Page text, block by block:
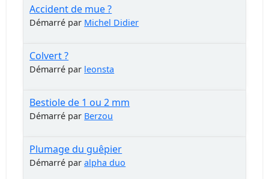
Accident de mue ?
Démarré par Michel Didier
Colvert ?
Démarré par leonsta
Bestiole de 1 ou 2 mm
Démarré par Berzou
Plumage du guêpier
Démarré paralpha duo